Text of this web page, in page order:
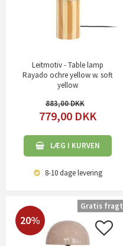
Leitmotiv - Table lamp
Rayado ochre yellow w. soft
yellow
883,00
779,00 DKK
LÆG I KURVEN
8-10 dagelevering
20%
Gratis fragt